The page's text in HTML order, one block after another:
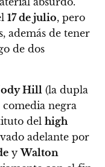
17 de julio, pero
además de tener
de dos
Hill (la dupla
comedia negra
del high
adelante por
yWalton